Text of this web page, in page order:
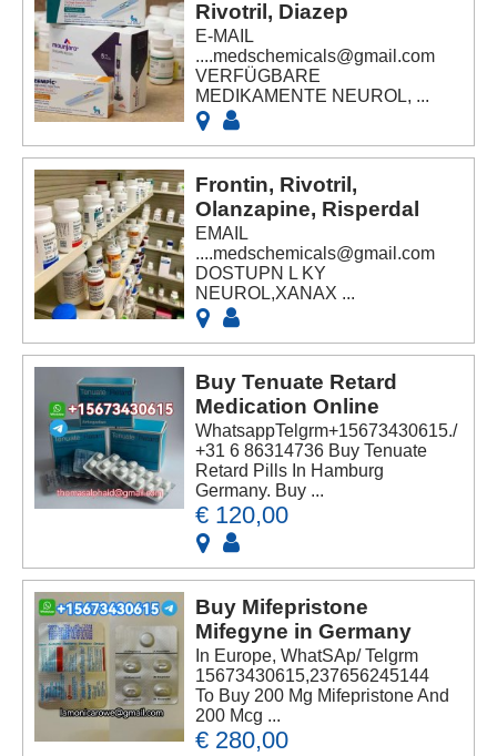
Rivotril, Diazep
E-MAIL
....medschemicals@gmail.com
VERFÜGBARE
MEDIKAMENTE NEUROL, ...
Frontin, Rivotril,
Olanzapine, Risperdal
EMAIL
....medschemicals@gmail.com
DOSTUPN L KY
NEUROL,XANAX ...
Buy Tenuate Retard
Medication Online
WhatsappTelgrm+15673430615./
+31 6 86314736 Buy Tenuate
Retard Pills In Hamburg
Germany. Buy ...
€ 120,00
Buy Mifepristone
Mifegyne in Germany
In Europe, WhatSAp/ Telgrm
15673430615,237656245144
To Buy 200 Mg Mifepristone And
200 Mcg ...
€ 280,00